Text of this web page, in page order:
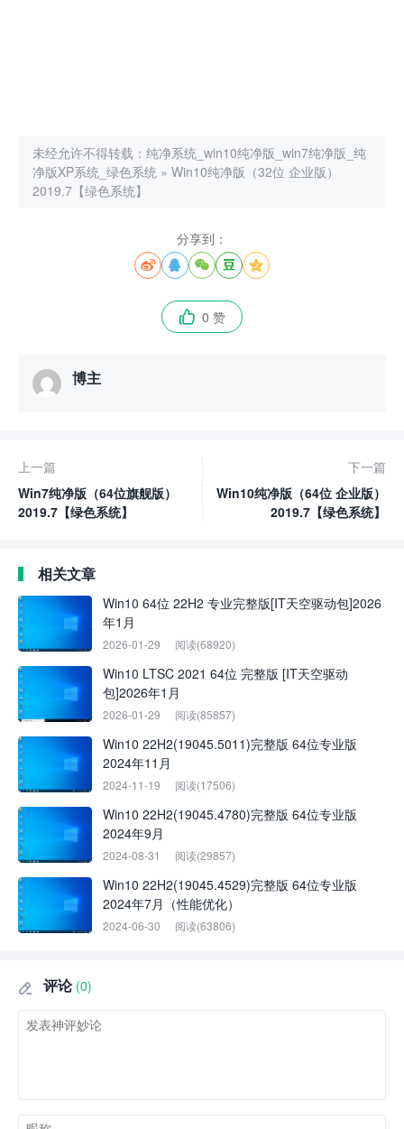
未经允许不得转载： 纯净系统_win10纯净版_win7纯净版_纯
净版XP系统_绿色系统 » Win10纯净版（32位 企业版）
2019.7【绿色系统】
分享到：
    
 0 赞
博主
上一篇
Win7纯净版（64位旗舰版）
2019.7【绿色系统】
下一篇
Win10纯净版（64位 企业版）
2019.7【绿色系统】
相关文章
Win10 64位 22H2 专业完整版[IT天空驱动包]2026
年1月
2026-01-29 阅读(68920)
Win10 LTSC 2021 64位 完整版 [IT天空驱动
包]2026年1月
2026-01-29 阅读(85857)
Win10 22H2(19045.5011)完整版 64位专业版
2024年11月
2024-11-19 阅读(17506)
Win10 22H2(19045.4780)完整版 64位专业版
2024年9月
2024-08-31 阅读(29857)
Win10 22H2(19045.4529)完整版 64位专业版
2024年7月（性能优化）
2024-06-30 阅读(63806)
 评论 (0)